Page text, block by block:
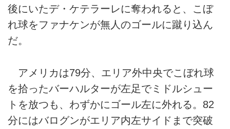
後にいたデ・ケテラーレに奪われると、こぼ
れ球をファナケンが無人のゴールに蹴り込ん
だ。
アメリカは79分、エリア外中央でこぼれ球
を拾ったバーハルターが左足でミドルシュー
トを放つも、わずかにゴール左に外れる。82
分にはバログンがエリア内左サイドまで突破